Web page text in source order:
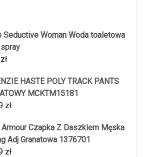
Seductive Woman Woda toaletowa
zł
HASTE POLY TRACK PANTS
MCKTM15181
zł
Armour Czapka Z Daszkiem Męska
Adj Granatowa 1376701
zł